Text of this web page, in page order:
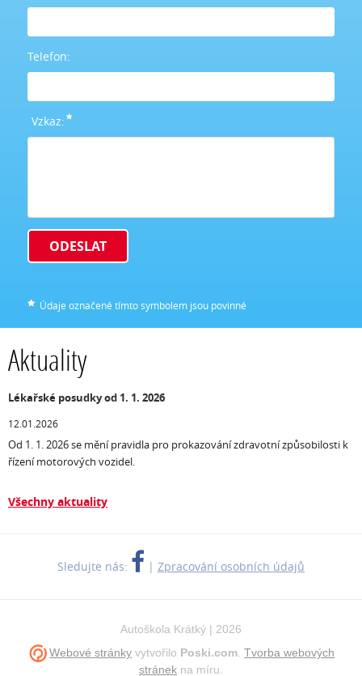
Telefon:
Vzkaz:
ODESLAT
Údaje označené tímto symbolem jsou povinné
Aktuality
Lékařské posudky od 1. 1. 2026
12.01.2026
Od 1. 1. 2026 se mění pravidla pro prokazování zdravotní způsobilosti k
řízení motorových vozidel.
Všechny aktuality
Sledujte nás: | Zpracování osobních údajů
Autoškola Krátký | 2026
Webové stránky vytvořilo Poski.com .Tvorba webových
stránek na míru.